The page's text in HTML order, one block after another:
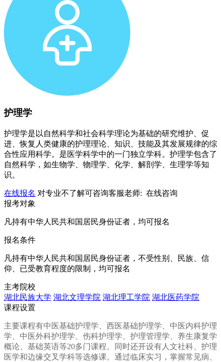
护理学
护理学是以自然科学和社会科学理论为基础的研究维护、促
进、恢复人类健康的护理理论、知识、技能及其发展规律的综
合性应用科学。是医学科学中的一门独立学科。护理学包含了
自然科学，如生物学、物理学、化学、解剖学、生理学等知
识。
在线报名 对专业不了解可咨询客服老师: 在线咨询
报考对象
凡持有中华人民共和国居民身份证者，均可报名
报名条件
凡持有中华人民共和国居民身份证者，不受性别、民族、信
仰、已受教育程度的限制，均可报名
主考院校
湖北民族大学 湖北文理学院 湖北理工学院 湖北医药学院
课程设置
主要课程有中医基础护理学、西医基础护理学、中医内科护理
学、中医外科护理学、伤科护理学、护理管理学、养生康复学
概论、基础英语等20多门课程。同时还开设有人文社科、护理
医学和边缘交叉学科等选修课。通过临床实习，掌握常见病、